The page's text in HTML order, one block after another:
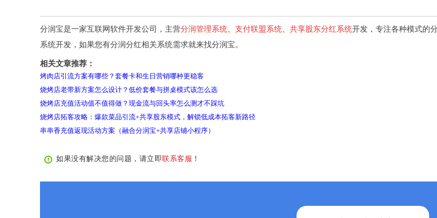
分润宝是一家互联网软件开发公司，主营分润管理系统 支付联盟系统 共享股东分红系统开发，专注各种模式的
系统开发，如果您有分润分红相关系统需求就来找分润宝。
相关文章推荐：
烤肉店引流方案有哪些？套餐卡和生日营销哪种更稳客
烧烤店老带新方案怎么设计？低价套餐与拼桌模式该怎么选
烧烤店充值活动值不值得做？现金流与回头率怎么测才不踩坑
烧烤店拓客攻略：爆款菜品引流+共享股东模式，解锁低成本拓客新路径
串串香充值返现活动方案（融合分润宝+共享店铺小程序）
如果没有解决您的问题，请立即联系客服 ！